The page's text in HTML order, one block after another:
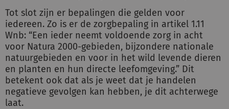
Tot slot zijn er bepalingen die gelden voor
iedereen. Zo is er de zorgbepaling in artikel 1.11
Wnb: “Een ieder neemt voldoende zorg in acht
voor Natura 2000-gebieden, bijzondere nationale
natuurgebieden en voor in het wild levende dieren
en planten en hun directe leefomgeving.” Dit
betekent ook dat als je weet dat je handelen
negatieve gevolgen kan hebben, je dit achterwege
laat.